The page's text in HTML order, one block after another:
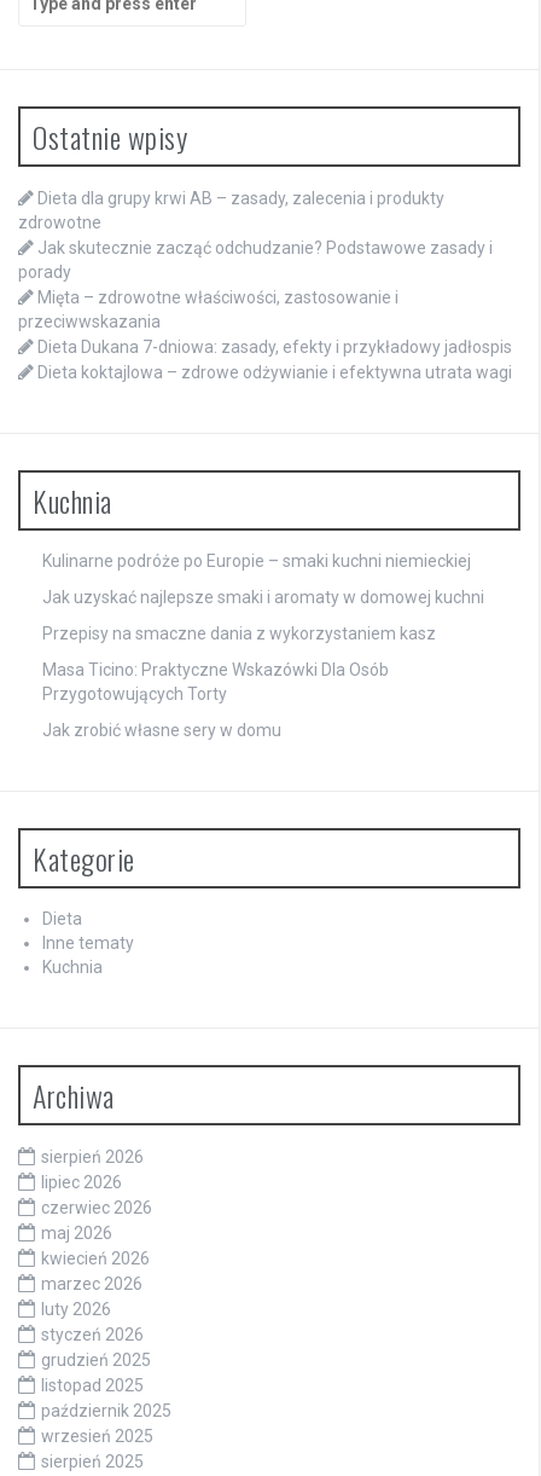
for:
Ostatnie wpisy
Dieta dla grupy krwi AB – zasady, zalecenia i produkty
zdrowotne
Jak skutecznie zacząć odchudzanie? Podstawowe zasady i
porady
Mięta – zdrowotne właściwości, zastosowanie i
przeciwwskazania
Dieta Dukana 7-dniowa: zasady, efekty i przykładowy jadłospis
Dieta koktajlowa – zdrowe odżywianie i efektywna utrata wagi
Kuchnia
Kulinarne podróże po Europie – smaki kuchni niemieckiej
Jak uzyskać najlepsze smaki i aromaty w domowej kuchni
Przepisy na smaczne dania z wykorzystaniem kasz
Masa Ticino: Praktyczne Wskazówki Dla Osób
Przygotowujących Torty
Jak zrobić własne sery w domu
Kategorie
Dieta
Inne tematy
Kuchnia
Archiwa
sierpień 2026
lipiec 2026
czerwiec 2026
maj 2026
kwiecień 2026
marzec 2026
luty 2026
styczeń 2026
grudzień 2025
listopad 2025
październik 2025
wrzesień 2025
sierpień 2025